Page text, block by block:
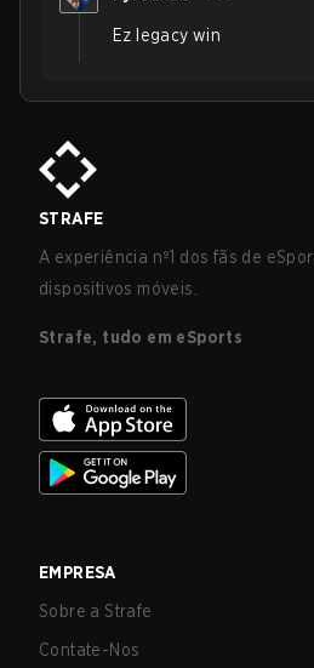
Ez legacy win
STRAFE
A experiência nº1 dos fãs de
dispositivos móveis.
Strafe, tudo em eSports
EMPRESA
Sobre a Strafe
Contate-Nos